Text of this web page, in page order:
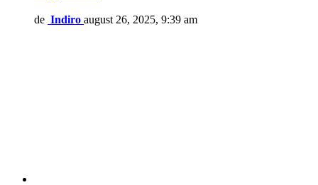
de Indiro august 26, 2025, 9:39 am